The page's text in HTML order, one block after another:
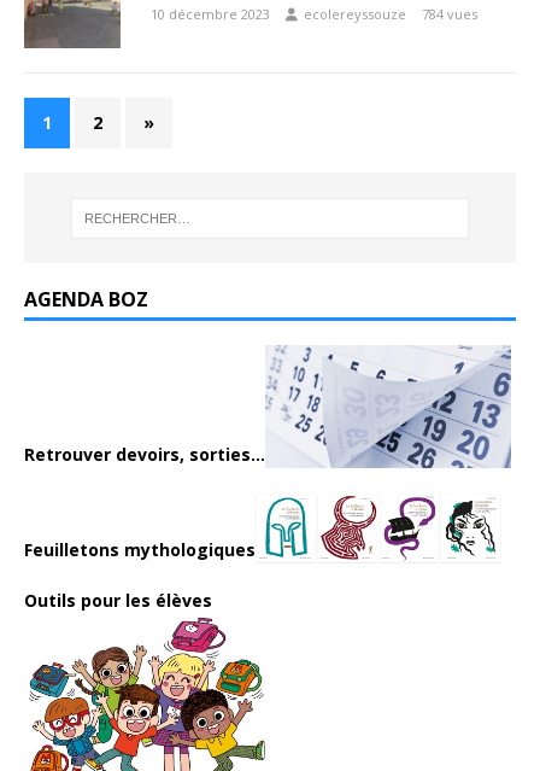
10 décembre 2023 ecolereyssouze 784 vues
1 2 »
AGENDA BOZ
Retrouver devoirs, sorties...
Feuilletons mythologiques
Outils pour les élèves